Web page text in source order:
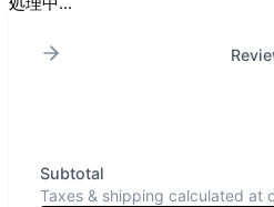
Subtotal
Taxes & shipping calculated at